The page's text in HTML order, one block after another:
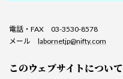
電話・FAX 03-3530-8578
メール labornetjp@nifty.com
このウェブサイトについて